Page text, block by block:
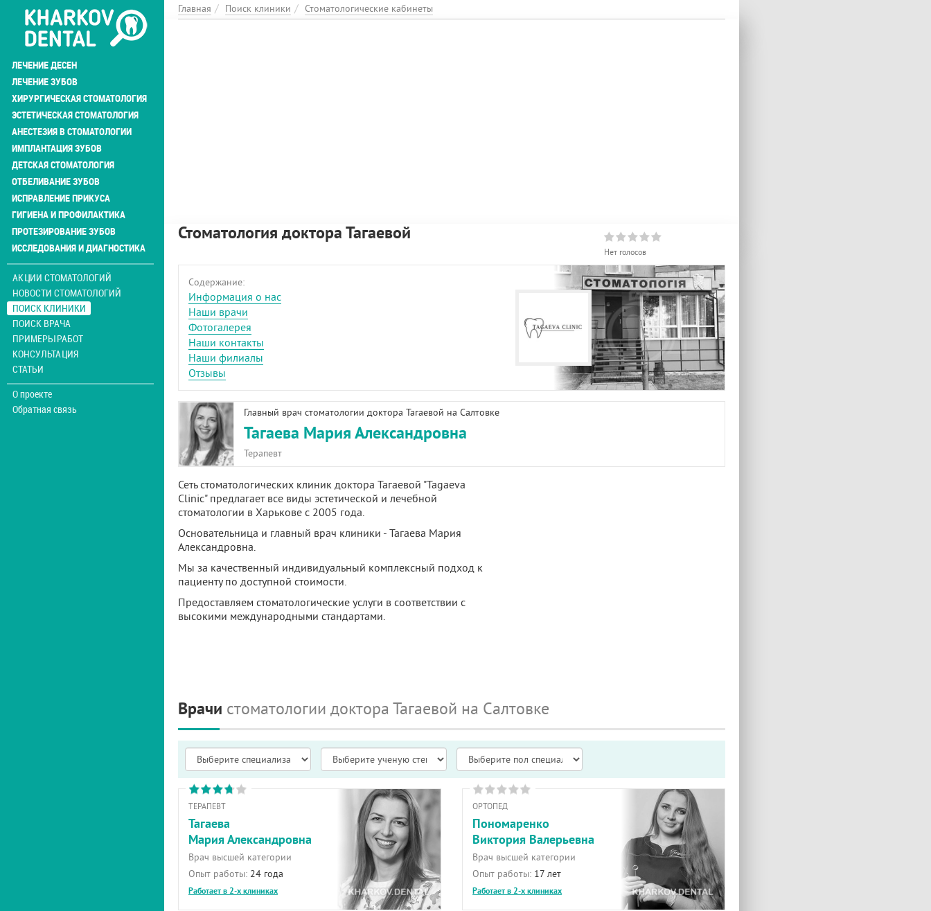
Перейти
основному
содержанию
ЛЕЧЕНИЕ ДЕСЕН
ЛЕЧЕНИЕ ЗУБОВ
ХИРУРГИЧЕСКАЯ СТОМАТОЛОГИЯ
ЭСТЕТИЧЕСКАЯ СТОМАТОЛОГИЯ
АНЕСТЕЗИЯ В СТОМАТОЛОГИИ
ИМПЛАНТАЦИЯ ЗУБОВ
ДЕТСКАЯ СТОМАТОЛОГИЯ
ОТБЕЛИВАНИЕ ЗУБОВ
ИСПРАВЛЕНИЕ ПРИКУСА
ГИГИЕНА И ПРОФИЛАКТИКА
ПРОТЕЗИРОВАНИЕ ЗУБОВ
ИССЛЕДОВАНИЯ И ДИАГНОСТИКА
АКЦИИ СТОМАТОЛОГИЙ
НОВОСТИ СТОМАТОЛОГИЙ
ПОИСК КЛИНИКИ
ПОИСК ВРАЧА
ПРИМЕРЫ РАБОТ
КОНСУЛЬТАЦИЯ
СТАТЬИ
О проекте
Обратная связь
Главная Поиск клиники Стоматологические кабинеты
Стоматология доктора Тагаевой
Нет голосов
Содержание:
Информация о нас
Наши врачи
Фотогалерея
Наши контакты
Наши филиалы
Отзывы
Главный врач стоматологии доктора Тагаевой на Салтовке
Тагаева Мария Александровна
Терапевт
Сеть стоматологических клиник доктора Тагаевой "Tagaeva
Clinic" предлагает все виды эстетической и лечебной
стоматологии в Харькове с 2005 года.
Основательница и главный врач клиники - Тагаева Мария
Александровна.
Мы за качественный индивидуальный комплексный подход к
пациенту по доступной стоимости.
Предоставляем стоматологические услуги в соответствии с
высокими международными стандартами.
Врачи стоматологии доктора Тагаевой на Салтовке
ТЕРАПЕВТ
Тагаева
Мария Александровна
Врач высшей категории
Опыт работы: 24 года
Работает в 2-х клиниках
ОРТОПЕД
Пономаренко
Виктория Валерьевна
Врач высшей категории
Опыт работы: 17 лет
Работает в 2-х клиниках